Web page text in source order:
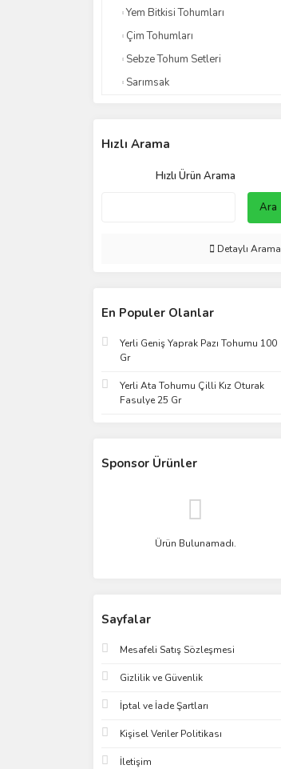
Yem Bitkisi Tohumları
Çim Tohumları
Sebze Tohum Setleri
Sarımsak
Hızlı Arama
Hızlı Ürün Arama
Ara
Detaylı Arama
En Populer Olanlar
Yerli Geniş Yaprak Pazı Tohumu 100
Gr
Yerli Ata Tohumu Çilli Kız Oturak
Fasulye 25 Gr
Sponsor Ürünler
Ürün Bulunamadı.
Sayfalar
Mesafeli Satış Sözleşmesi
Gizlilik ve Güvenlik
İptal ve İade Şartları
Kişisel Veriler Politikası
İletişim